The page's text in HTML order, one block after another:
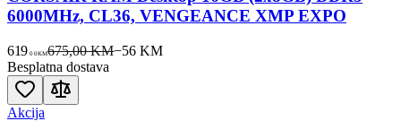
6000MHz, CL36, VENGEANCE XMP EXPO
619 00KM675,00 KM−56 KM
Besplatna dostava
Akcija